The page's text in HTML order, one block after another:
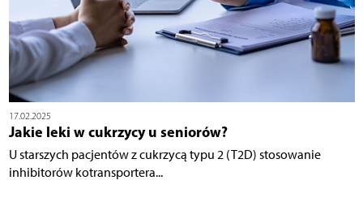
17.02.2025
Jakie leki w cukrzycy u seniorów?
U starszych pacjentów z cukrzycą typu 2 (T2D) stosowanie
inhibitorów kotransportera...